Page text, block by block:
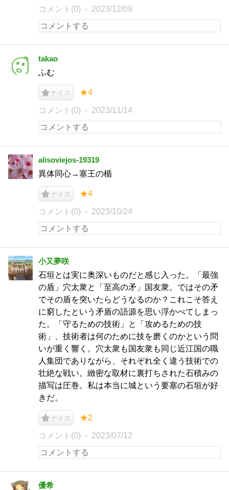
コメント(0) 2023/12/09
takao
ふむ
ナイス ★4
コメント(0) 2023/11/14
alisoviejos-19319
異体同心→塞王の楯
ナイス ★4
コメント(0) 2023/10/24
小又夢咲
石垣とは実に奥深いものだと感じ入った。「最強
の盾」穴太衆と「至高の矛」国友衆。ではその矛
でその盾を突いたらどうなるのか？これこそ答え
に窮したという矛盾の語源を思い浮かべてしまっ
た。「守るための技術」と「攻めるための技
術」、技術者は何のために技を磨くのかという問
いが重く響く。穴太衆も国友衆も同じ近江国の職
人集団でありながら、それぞれ全く違う技術での
壮絶な戦い。緻密な取材に裏打ちされた石積みの
描写は圧巻。私は本当に城という要塞の石垣が好
きだ。
ナイス ★2
コメント(0) 2023/07/12
優希